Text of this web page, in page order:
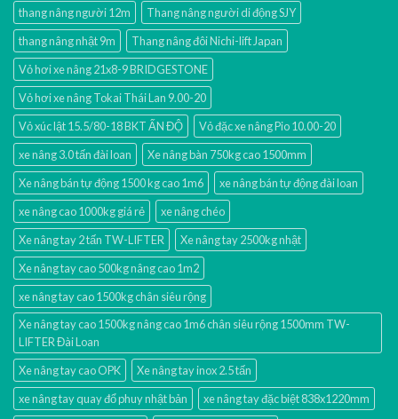
thang nâng người 12m
Thang nâng người di động SJY
thang nâng nhật 9m
Thang nâng đôi Nichi-lift Japan
Vỏ hơi xe nâng 21x8-9 BRIDGESTONE
Vỏ hơi xe nâng Tokai Thái Lan 9.00-20
Vỏ xúc lật 15.5/80-18 BKT ẤN ĐỘ
Vỏ đặc xe nâng Pio 10.00-20
xe nâng 3.0 tấn đài loan
Xe nâng bàn 750kg cao 1500mm
Xe nâng bán tự động 1500 kg cao 1m6
xe nâng bán tự động đài loan
xe nâng cao 1000kg giá rẻ
xe nâng chéo
Xe nâng tay 2 tấn TW-LIFTER
Xe nâng tay 2500kg nhật
Xe nâng tay cao 500kg nâng cao 1m2
xe nâng tay cao 1500kg chân siêu rộng
Xe nâng tay cao 1500kg nâng cao 1m6 chân siêu rộng 1500mm TW-
LIFTER Đài Loan
Xe nâng tay cao OPK
Xe nâng tay inox 2.5 tấn
xe nâng tay quay đổ phuy nhật bản
xe nâng tay đặc biệt 838x1220mm